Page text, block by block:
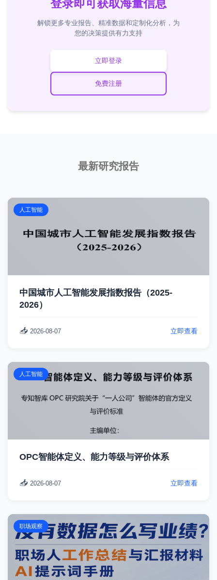
登录即可获取海量信息
解锁更多专业报告、精准数据和定制化分析，为
您的决策提供有力支持
立即登录
免费注册
最新研究报告
人工智能
中国城市人工智能发展指数报告（2025-
2026）
📥 2026-08-07 立即查看
人工智能
OPC智能体定义、能力等级与评价体系
📥 2026-08-07 立即查看
职场观察